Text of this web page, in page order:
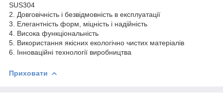
SUS304
2. Довговічність і безвідмовність в експлуатації
3. Елегантність форм, міцність і надійність
4. Висока функціональність
5. Використання якісних екологічно чистих матеріалів
6. Інноваційні технології виробництва
Приховати